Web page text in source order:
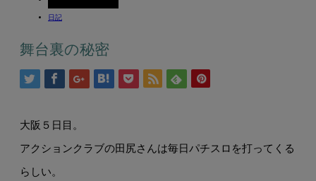
日記
舞台裏の秘密
大阪５日目。
アクションクラブの田尻さんは毎日パチスロを打ってくる
らしい。